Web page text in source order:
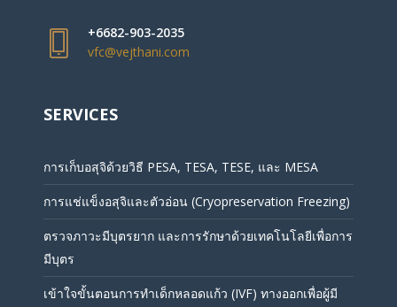
+6682-903-2035
vfc@vejthani.com
SERVICES
การเก็บอสุจิด้วยวิธี PESA, TESA, TESE, และ MESA
การแช่แข็งอสุจิและตัวอ่อน (Cryopreservation Freezing)
ตรวจภาวะมีบุตรยาก และการรักษาด้วยเทคโนโลยีเพื่อการ
มีบุตร
เข้าใจขั้นตอนการทำเด็กหลอดแก้ว (IVF) ทางออกเพื่อผู้มี